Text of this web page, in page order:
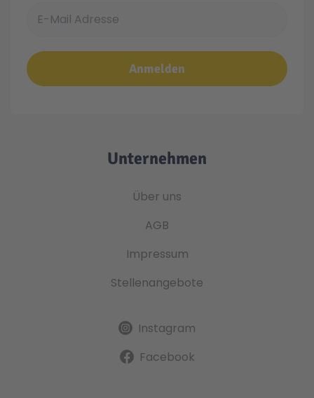
Anmelden
Unternehmen
Über uns
AGB
Impressum
Stellenangebote
Instagram
Facebook